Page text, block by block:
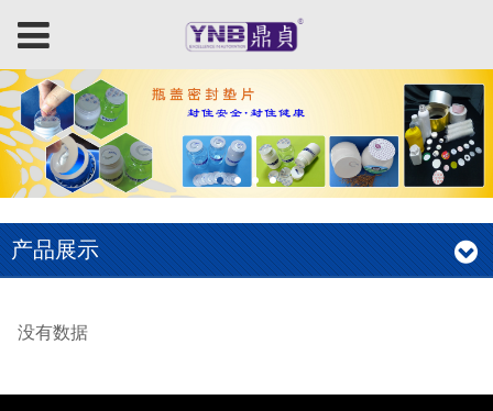
产品展示
没有数据